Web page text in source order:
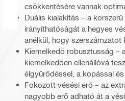
csökkentésére vannak
Duális kialakítás – a
irányíthatóságát a hegyes
anélkül, hogy szerszámzatot
Kiemelkedő robusztusság –
kiemelkedően ellenállóvá
élgyűrődéssel, a kopással
Fokozott vésési erő – az
nagyobb erő adható át a